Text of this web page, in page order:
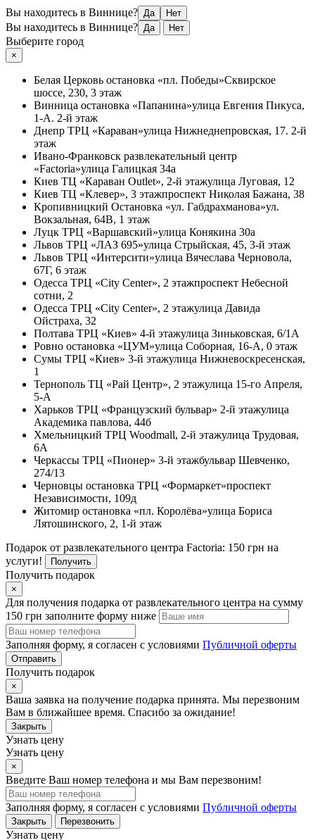
Вы находитесь в Виннице? Да Нет
Вы находитесь в Виннице? Да Нет
Выберите город
×
Белая Церковь остановка «пл. Победы»Сквирское
шоссе, 230, 3 этаж
Винница остановка «Папанина»улица Евгения Пикуса,
1-А. 2-й этаж
Днепр ТРЦ «Караван»улица Нижнеднепровская, 17. 2-й
этаж
Ивано-Франковск развлекательный центр
«Factoria»улица Галицкая 34а
Киев ТЦ «Караван Outlet», 2-й этажулица Луговая, 12
Киев ТЦ «Клевер», 3 этажпроспект Николая Бажана, 38
Кропивницкий Остановка «ул. Габдрахманова»ул.
Вокзальная, 64В, 1 этаж
Луцк ТРЦ «Варшавский»улица Конякина 30а
Львов ТРЦ «ЛАЗ 695»улица Стрыйская, 45, 3-й этаж
Львов ТРЦ «Интерсити»улица Вячеслава Черновола,
67Г, 6 этаж
Одесса ТРЦ «City Center», 2 этажпроспект Небесной
сотни, 2
Одесса ТРЦ «City Center», 2 этажулица Давида
Ойстраха, 32
Полтава ТРЦ «Киев» 4-й этажулица Зиньковская, 6/1А
Ровно остановка «ЦУМ»улица Соборная, 16-А, 0 этаж
Сумы ТРЦ «Киев» 3-й этажулица Нижневоскресенская,
1
Тернополь ТЦ «Рай Центр», 2 этажулица 15-го Апреля,
5-А
Харьков ТРЦ «Французский бульвар» 2-й этажулица
Академика павлова, 44б
Хмельницкий ТРЦ Woodmall, 2-й этажулица Трудовая,
6А
Черкассы ТРЦ «Пионер» 3-й этажбульвар Шевченко,
274/13
Черновцы остановка ТРЦ «Формаркет»проспект
Независимости, 109д
Житомир остановка «пл. Королёва»улица Бориса
Лятошинского, 2, 1-й этаж
Подарок от развлекательного центра Factoria: 150 грн на
услуги!
Получить
Получить подарок
×
Для получения подарка от развлекательного центра на сумму
150 грн заполните форму ниже
Заполняя форму, я согласен с условиями Публичной оферты
Отправить
Получить подарок
×
Ваша заявка на получение подарка принята. Мы перезвоним
Вам в ближайшее время. Спасибо за ожидание!
Закрыть
Узнать цену
Узнать цену
×
Введите Ваш номер телефона и мы Вам перезвоним!
Заполняя форму, я согласен с условиями Публичной оферты
Закрыть Перезвонить
Узнать цену